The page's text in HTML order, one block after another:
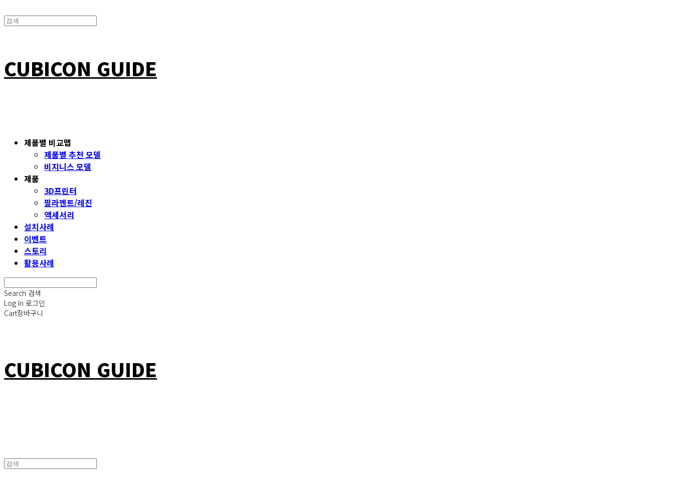
CUBICON GUIDE
제품별 비교맵
제품별 추천 모델
비지니스 모델
제품
3D프린터
필라멘트/레진
액세서리
설치사례
이벤트
스토리
활용사례
Search 검색
Log In 로그인
Cart장바구니
CUBICON GUIDE